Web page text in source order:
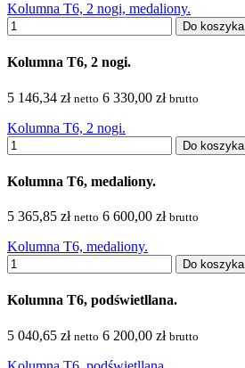
Kolumna T6, 2 nogi, medaliony.
Do koszyka
Kolumna T6, 2 nogi.
5 146,34 zł netto 6 330,00 zł brutto
Kolumna T6, 2 nogi.
Do koszyka
Kolumna T6, medaliony.
5 365,85 zł netto 6 600,00 zł brutto
Kolumna T6, medaliony.
Do koszyka
Kolumna T6, podświetllana.
5 040,65 zł netto 6 200,00 zł brutto